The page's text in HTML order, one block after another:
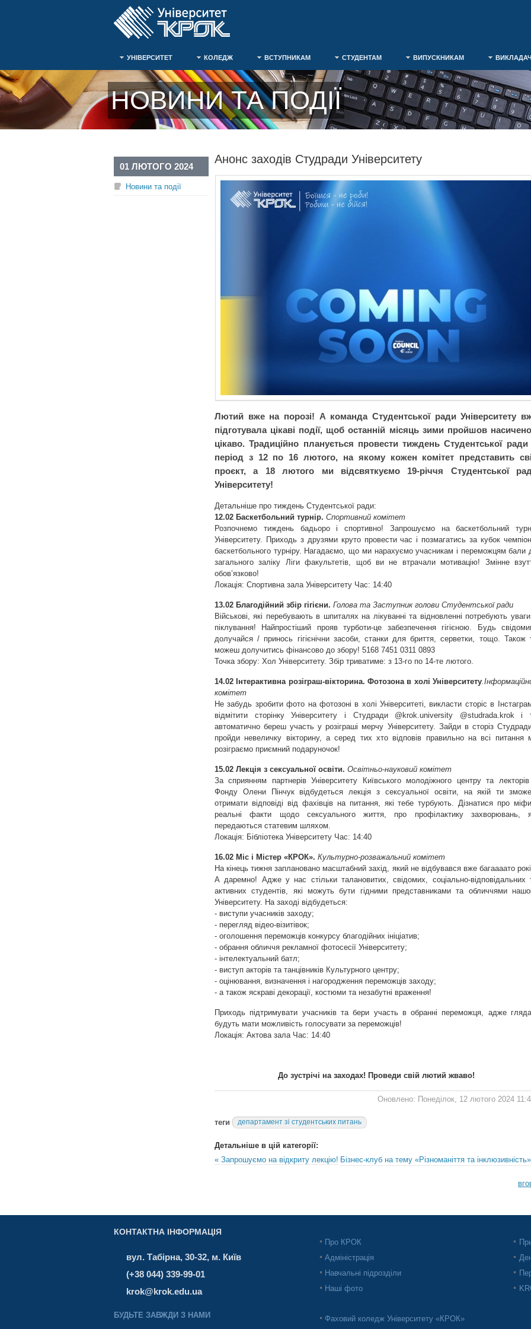
УНІВЕРСИТЕТ КОЛЕДЖ ВСТУПНИКАМ СТУДЕНТАМ ВИПУСКНИКАМ
НОВИНИ ТА ПОДІЇ
Анонс заходів Студради Університету
01 ЛЮТОГО 2024
Новини та події
Лютий вже на порозі! А команда Студентської ради Університету
підготувала цікаві події, щоб останній місяць зими пройшов насичено
цікаво. Традиційно планується провести тиждень Студентської
період з 12 по 16 лютого, на якому кожен комітет представить
проєкт, а 18 лютого ми відсвяткуємо 19-річчя Студентської
Університету!
Детальніше про тиждень Студентської ради:
12.02 Баскетбольний турнір. Спортивний комітет
Розпочнемо тиждень бадьоро і спортивно! Запрошуємо на баскетбольний
Університету. Приходь з друзями круто провести час і позмагатись за кубок
баскетбольного турніру. Нагадаємо, що ми нарахуємо учасникам і переможцям бали
загального заліку Ліги факультетів, щоб ви не втрачали мотивацію! Змінне
обовʼязково!
Локація: Спортивна зала Університету Час: 14:40
13.02 Благодійний збір гігієни. Голова та Заступник голови Студентської ради
Військові, які перебувають в шпиталях на лікуванні та відновленні потребують
піклування! Найпростіший прояв турботи-це забезпечення гігієною. Будь
долучайся / принось гігієнічни засоби, станки для бриття, серветки, тощо. Також
можеш долучитись фінансово до збору! 5168 7451 0311 0893
Точка збору: Хол Університету. Збір триватиме: з 13-го по 14-те лютого.
14.02 Інтерактивна розіграш-вікторина. Фотозона в холі Університету
комітет
Не забудь зробити фото на фотозоні в холі Університеті, викласти сторіс в
відмітити сторінку Університету і Студради @krok.university @studrada.krok і
автоматично береш участь у розіграші мерчу Університету. Зайди в сторіз
пройди невеличку вікторину, а серед тих хто відповів правильно на всі питання
розіграємо приємний подаруночок!
15.02 Лекція з сексуальної освіти. Освітньо-науковий комітет
За сприянням партнерів Університету Київського молодіжного центру та
Фонду Олени Пінчук відбудеться лекція з сексуальної освіти, на якій ти
отримати відповіді від фахівців на питання, які тебе турбують. Дізнатися про
реальні факти щодо сексуального життя, про профілактику захворювань,
передаються статевим шляхом.
Локація: Бібліотека Університету Час: 14:40
16.02 Міс і Містер «КРОК». Культурно-розважальний комітет
На кінець тижня заплановано масштабний захід, який не відбувався вже багаааато
А даремно! Адже у нас стільки талановитих, свідомих, соціально-відповідальних
активних студентів, які можуть бути гідними представниками та обличчями
Університету. На заході відбудеться:
- виступи учасників заходу;
- перегляд відео-візитівок;
- оголошення переможців конкурсу благодійних ініціатив;
- обрання обличчя рекламної фотосесії Університету;
- інтелектуальний батл;
- виступ акторів та танцівників Культурного центру;
- оцінювання, визначення і нагородження переможців заходу;
- а також яскраві декорації, костюми та незабутні враження!
Приходь підтримувати учасників та бери участь в обранні переможця, адже
будуть мати можливість голосувати за переможців!
Локація: Актова зала Час: 14:40
До зустрічі на заходах! Проведи свій лютий жваво!
Оновлено: Понеділок, 12 лютого 2024
теги департамент зі студентських питань
Детальніше в цій категорії:
« Запрошуємо на відкриту лекцію! Бізнес-клуб на тему «Різноманіття та
КОНТАКТНА ІНФОРМАЦІЯ
вул. Табірна, 30-32, м. Київ
(+38 044) 339-99-01
krok@krok.edu.ua
БУДЬТЕ ЗАВЖДИ З НАМИ
Про КРОК
Адміністрація
Навчальні підрозділи
Наші фото
Фаховий коледж Університету «КРОК»